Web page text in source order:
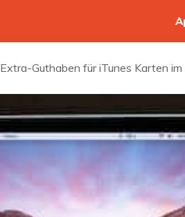
Extra-Guthaben für iTunes Karten im